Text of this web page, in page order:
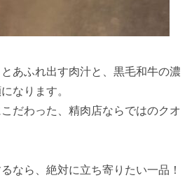
あふれ出す肉汁と、黒毛和牛の濃
なります。
だわった、精肉店ならではのクオ
なら、絶対に立ち寄りたい一品！